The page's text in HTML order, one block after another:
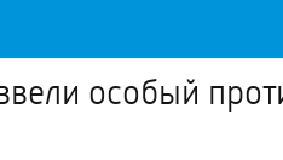
особый